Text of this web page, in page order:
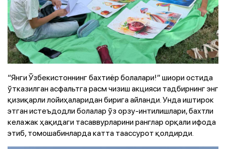
“Янги Ўзбекистоннинг бахтиёр болалари!” шиори остида
ўтказилган асфальтга расм чизиш акцияси тадбирнинг энг
қизиқарли лойиҳаларидан бирига айланди. Унда иштирок
этган истеъдодли болалар ўз орзу-интилишлари, бахтли
келажак ҳақидаги тасаввурларини ранглар орқали ифода
этиб, томошабинларда катта таассурот қолдирди.